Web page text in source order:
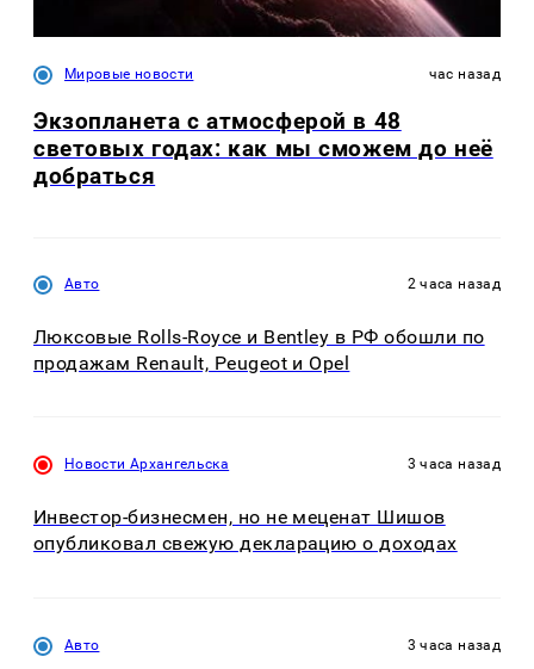
Мировые новости час назад
Экзопланета с атмосферой в 48
световых годах: как мы сможем до неё
добраться
Авто 2 часа назад
Люксовые Rolls-Royce и Bentley в РФ обошли по
продажам Renault, Peugeot и Opel
Новости Архангельска 3 часа назад
Инвестор-бизнесмен, но не меценат Шишов
опубликовал свежую декларацию о доходах
Авто 3 часа назад